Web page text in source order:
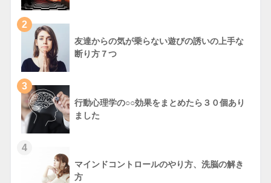
2
友達からの気が乗らない遊びの誘いの上手な
断り方７つ
3
行動心理学の○○効果をまとめたら３０個あり
ました
4
マインドコントロールのやり方、洗脳の解き
方